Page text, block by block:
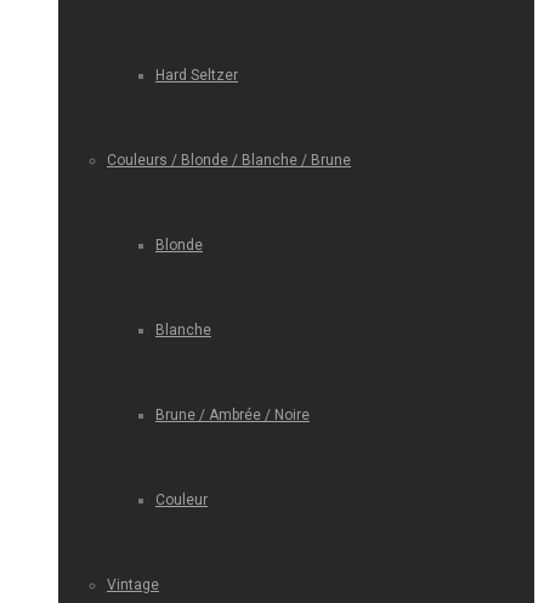
Hard Seltzer
Couleurs / Blonde / Blanche / Brune
Blonde
Blanche
Brune / Ambrée / Noire
Couleur
Vintage